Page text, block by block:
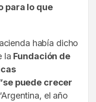
para lo que
había dicho
la Fundación de
puede crecer
el año